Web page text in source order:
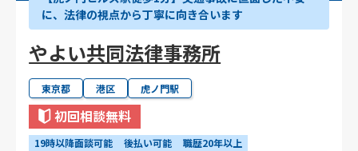
に、法律の視点から丁寧に向き合います
やよい共同法律事務所
東京都 港区 虎ノ門駅
初回相談無料
19時以降面談可能 後払い可能
職歴20年以上